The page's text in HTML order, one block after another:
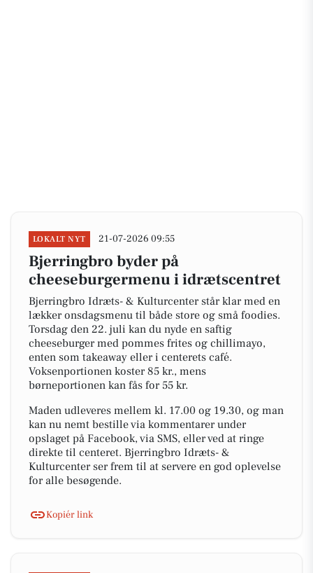
LOKALT NYT 21-07-2026 09:55
Bjerringbro byder på
cheeseburgermenu i idrætscentret
Bjerringbro Idræts- & Kulturcenter står klar med en
lækker onsdagsmenu til både store og små foodies.
Torsdag den 22. juli kan du nyde en saftig
cheeseburger med pommes frites og chillimayo,
enten som takeaway eller i centerets café.
Voksenportionen koster 85 kr., mens
børneportionen kan fås for 55 kr.
Maden udleveres mellem kl. 17.00 og 19.30, og man
kan nu nemt bestille via kommentarer under
opslaget på Facebook, via SMS, eller ved at ringe
direkte til centeret. Bjerringbro Idræts- &
Kulturcenter ser frem til at servere en god oplevelse
for alle besøgende.
Kopiér link